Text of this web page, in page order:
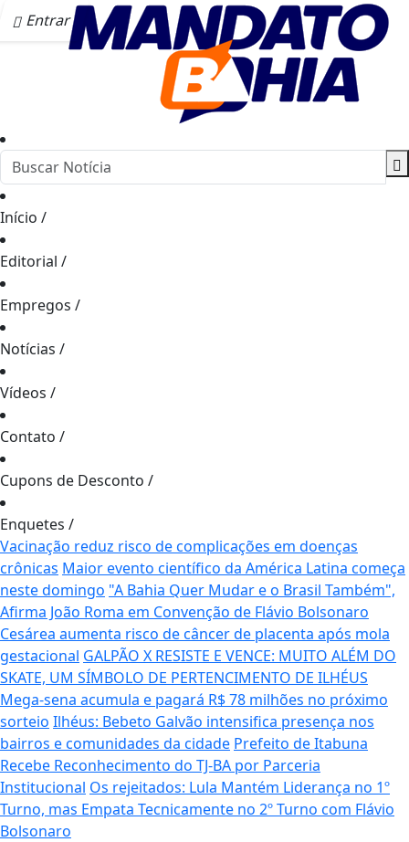
Entrar
Início /
Editorial /
Empregos /
Notícias /
Vídeos /
Contato /
Cupons de Desconto /
Enquetes /
Vacinação reduz risco de complicações em doenças
crônicas Maior evento científico da América Latina começa
neste domingo "A Bahia Quer Mudar e o Brasil Também",
Afirma João Roma em Convenção de Flávio Bolsonaro
Cesárea aumenta risco de câncer de placenta após mola
gestacional GALPÃO X RESISTE E VENCE: MUITO ALÉM DO
SKATE, UM SÍMBOLO DE PERTENCIMENTO DE ILHÉUS
Mega-sena acumula e pagará R$ 78 milhões no próximo
sorteio Ilhéus: Bebeto Galvão intensifica presença nos
bairros e comunidades da cidade Prefeito de Itabuna
Recebe Reconhecimento do TJ-BA por Parceria
Institucional Os rejeitados: Lula Mantém Liderança no 1º
Turno, mas Empata Tecnicamente no 2º Turno com Flávio
Bolsonaro